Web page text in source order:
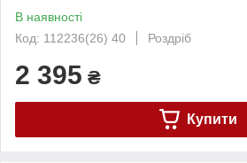
В наявності
Код: 112236(26) 40
Роздріб
2 395 ₴
Купити